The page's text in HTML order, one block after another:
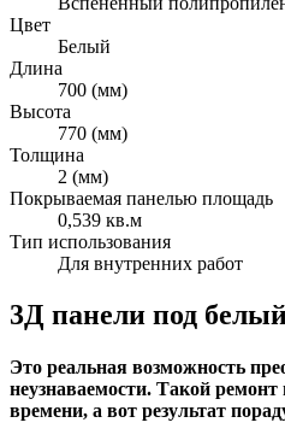
Цвет
Белый
Длина
700 (мм)
Высота
770 (мм)
Толщина
2 (мм)
Покрываемая панелью площадь
0,539 кв.м
Тип использования
Для внутренних работ
3Д панели под
Это реальная возможность
неузнаваемости. Такой ремонт
времени, а вот результат